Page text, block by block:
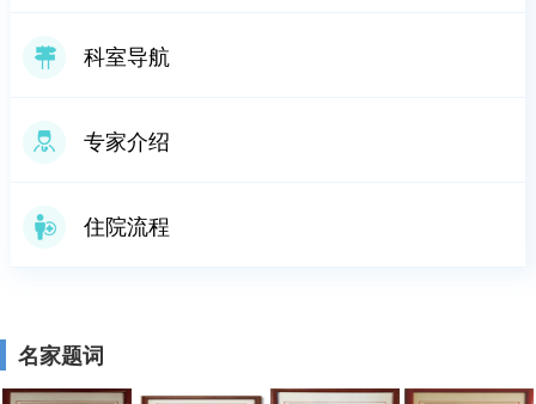
科室导航
专家介绍
住院流程
名家题词